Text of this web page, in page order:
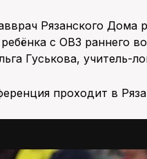
Рязанского
с ОВЗ раннего
Гуськова, учитель-
проходит в